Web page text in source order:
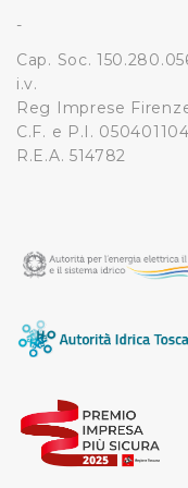
-
Cap. Soc.
i.v.
Reg Imprese
C.F. e P.I.
R.E.A. 514782